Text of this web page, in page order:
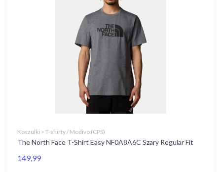
Koszulki > T-shirty / Modivo (CPS)
The North Face T-Shirt Easy NF0A8A6C Szary Regular Fit
149,99